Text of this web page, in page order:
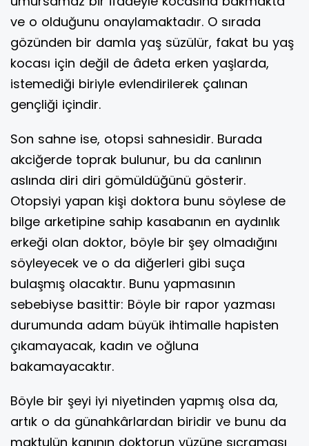
ve o olduğunu onaylamaktadır. O sırada
gözünden bir damla yaş süzülür, fakat bu yaş
kocası için değil de âdeta erken yaşlarda,
istemediği biriyle evlendirilerek çalınan
gençliği içindir.
Son sahne ise, otopsi sahnesidir. Burada
akciğerde toprak bulunur, bu da canlının
aslında diri diri gömüldüğünü gösterir.
Otopsiyi yapan kişi doktora bunu söylese de
bilge arketipine sahip kasabanın en aydınlık
erkeği olan doktor, böyle bir şey olmadığını
söyleyecek ve o da diğerleri gibi suça
bulaşmış olacaktır. Bunu yapmasının
sebebiyse basittir: Böyle bir rapor yazması
durumunda adam büyük ihtimalle hapisten
çıkamayacak, kadın ve oğluna
bakamayacaktır.
Böyle bir şeyi iyi niyetinden yapmış olsa da,
artık o da günahkârlardan biridir ve bunu da
maktulün kanının doktorun yüzüne sıçraması